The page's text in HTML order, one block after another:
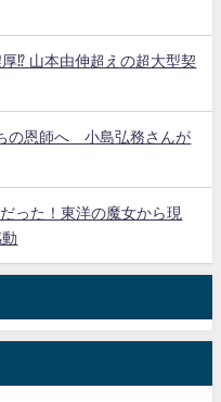
⁉︎ 山本由伸超えの超大型契
の恩師へ 小島弘務さんが
った！東洋の魔女から現